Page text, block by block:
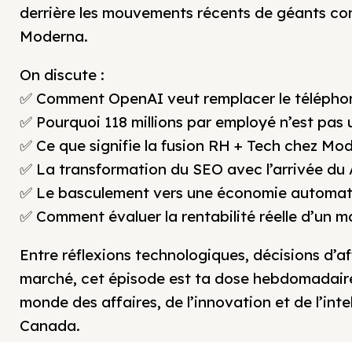
derrière les mouvements récents de géants
Moderna.
On discute :
✅ Comment OpenAI veut remplacer le
✅ Pourquoi 118 millions par employé n’est pas
✅ Ce que signifie la fusion RH + Tech chez
✅ La transformation du SEO avec l’arrivée
✅ Le basculement vers une économie
✅ Comment évaluer la rentabilité réelle d’un
Entre réflexions technologiques, décisions
marché, cet épisode est ta dose
monde des affaires, de l’innovation et de
Canada.